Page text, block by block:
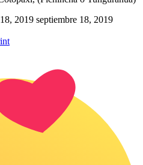
2019 septiembre 18, 2019